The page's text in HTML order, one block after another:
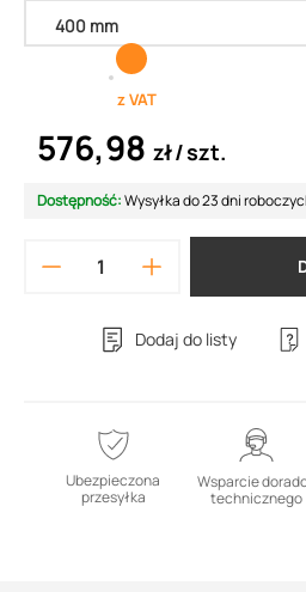
z VAT
576,98 zł szt.
Dostępność:Wysyłka do 23 dni
Dodaj do listy
Ubezpieczona
przesyłka
Wsparcie
technicznego